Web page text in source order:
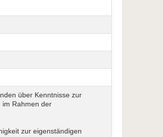
über Kenntnisse zur
im Rahmen der
zur eigenständigen